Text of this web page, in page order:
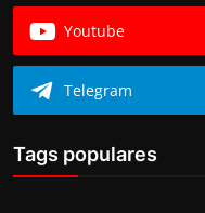
Youtube
Telegram
Tags populares